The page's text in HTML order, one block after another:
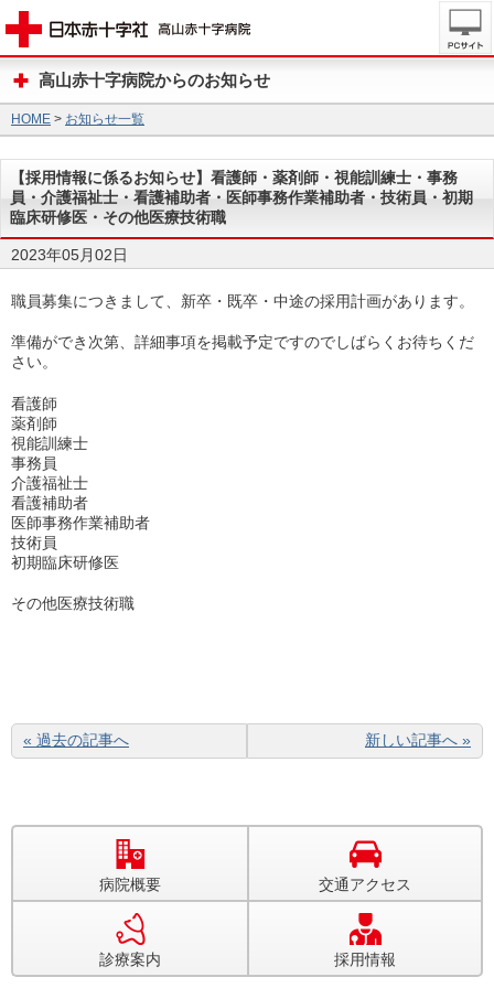
高山赤十字病院からのお知らせ
HOME > お知らせ一覧
【採用情報に係るお知らせ】看護師・薬剤師・視能訓練士・事務
員・介護福祉士・看護補助者・医師事務作業補助者・技術員・初期
臨床研修医・その他医療技術職
2023年05月02日
職員募集につきまして、新卒・既卒・中途の採用計画があります。
準備ができ次第、詳細事項を掲載予定ですのでしばらくお待ちくだ
さい。
看護師
薬剤師
視能訓練士
事務員
介護福祉士
看護補助者
医師事務作業補助者
技術員
初期臨床研修医
その他医療技術職
« 過去の記事へ 新しい記事へ »
病院概要 交通アクセス
診療案内 採用情報